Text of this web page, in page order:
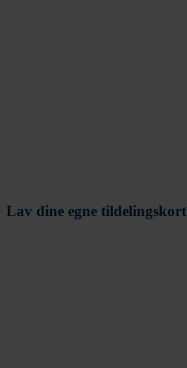
Lav dine egne tildelingskort